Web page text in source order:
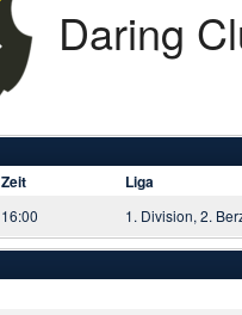
Daring
Zeit Liga
16:00 1. Division, 2.